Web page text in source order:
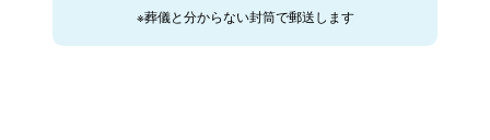
※葬儀と分からない封筒で郵送します